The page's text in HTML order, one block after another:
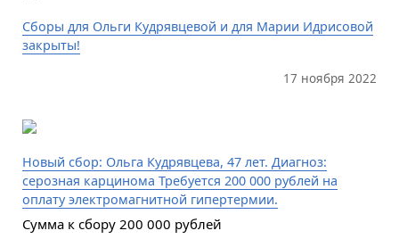
Сборы для Ольги Кудрявцевой и для Марии Идрисовой
закрыты!
17 ноября 2022
Новый сбор: Ольга Кудрявцева, 47 лет. Диагноз:
серозная карцинома Требуется 200 000 рублей на
оплату электромагнитной гипертермии.
Сумма к сбору 200 000 рублей